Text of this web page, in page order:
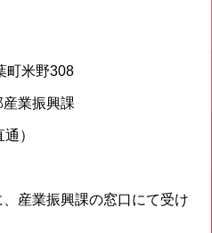
米野308
業振興課
）
産業振興課の窓口にて受け